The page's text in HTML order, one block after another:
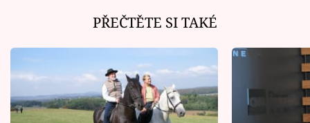
PŘEČTĚTE SI TAKÉ